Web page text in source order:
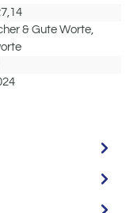
& Gute Worte,